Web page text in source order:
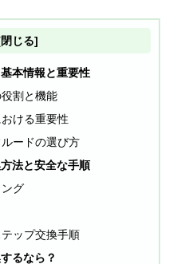
じる]
本情報と重要性
割と機能
ける重要性
ードの選び方
法と安全な手順
グ
ップ交換手順
るなら？